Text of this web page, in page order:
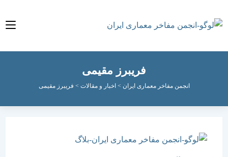
فریبرز مقیمی
انجمن مفاخر معماری ایران > اخبار و مقالات>فریبرز مقیمی